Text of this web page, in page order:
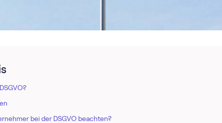
bei der DSGVO beachten?